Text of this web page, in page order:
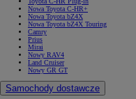
Nowa Toyota C-HR+
Nowa Toyota bZ4X
Nowa Toyota bZ4X Touring
Camry
Prius
Mirai
Nowy RAV4
Land Cruiser
Nowy GR GT
Samochody dostawcze